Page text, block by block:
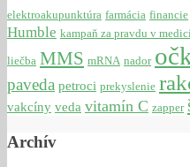
elektroakupunktúra farmácia financie
Humble kampaň za pravdu v
liečba MMS mRNA nador
paveda petroci prekyslenie
vakcíny veda vitamín C zapper
Archív